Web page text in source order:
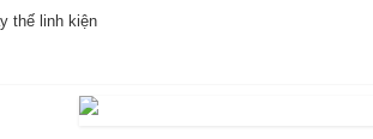
thế linh kiện